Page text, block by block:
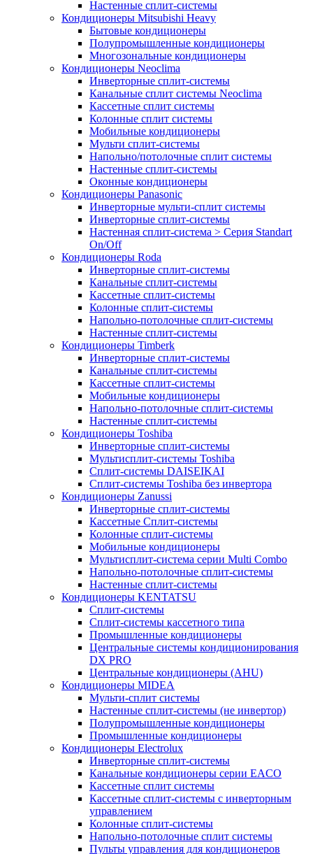
Настенные сплит-системы
Кондиционеры Mitsubishi Heavy
Бытовые кондиционеры
Полупромышленные кондиционеры
Многозональные кондиционеры
Кондиционеры Neoclima
Инверторные сплит-системы
Канальные сплит системы Neoclima
Кассетные сплит системы
Колонные сплит системы
Мобильные кондиционеры
Мульти сплит-системы
Напольно/потолочные сплит системы
Настенные сплит-системы
Оконные кондиционеры
Кондиционеры Panasonic
Инверторные мульти-сплит системы
Инверторные сплит-системы
Настенная сплит-система > Серия Standart
On/Off
Кондиционеры Roda
Инверторные сплит-системы
Канальные сплит-системы
Кассетные сплит-системы
Колонные сплит-системы
Напольно-потолочные сплит-системы
Настенные сплит-системы
Кондиционеры Timberk
Инверторные сплит-системы
Канальные сплит-системы
Кассетные сплит-системы
Мобильные кондиционеры
Напольно-потолочные сплит-системы
Настенные сплит-системы
Кондиционеры Toshiba
Инверторные сплит-системы
Мультисплит-системы Toshiba
Сплит-системы DAISEIKAI
Сплит-системы Toshiba без инвертора
Кондиционеры Zanussi
Инверторные сплит-системы
Кассетные Сплит-системы
Колонные сплит-системы
Мобильные кондиционеры
Мультисплит-система серии Multi Combo
Напольно-потолочные сплит-системы
Настенные сплит-системы
Кондиционеры KENTATSU
Сплит-системы
Сплит-системы кассетного типа
Промышленные кондиционеры
Центральные системы кондиционирования
DX PRO
Центральные кондиционеры (AHU)
Кондиционеры MIDEA
Мульти-сплит системы
Настенные сплит-системы (не инвертор)
Полупромышленные кондиционеры
Промышленные кондиционеры
Кондиционеры Electrolux
Инверторные сплит-системы
Канальные кондиционеры серии EACO
Кассетные сплит системы
Кассетные сплит-системы с инверторным
управлением
Колонные сплит-системы
Напольно-потолочные сплит системы
Пульты управления для кондиционеров